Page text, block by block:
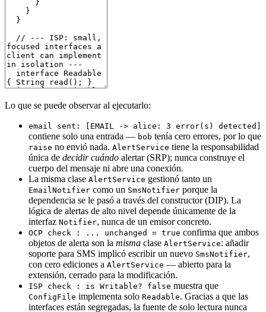
Lo que se puede observar al ejecutarlo:
email sent: [EMAIL -> alice: 3 error(s) detected]
contiene solo una entrada — bob tenía cero errores, por lo que
raise no envió nada. AlertService tiene la responsabilidad
única de decidir cuándo alertar (SRP); nunca construye el
cuerpo del mensaje ni abre una conexión.
La misma clase AlertService gestionó tanto un
EmailNotifier como un SmsNotifier porque la
dependencia se le pasó a través del constructor (DIP). La
lógica de alertas de alto nivel depende únicamente de la
interfaz Notifier, nunca de un emisor concreto.
OCP check : ... unchanged = true confirma que ambos
objetos de alerta son la misma clase AlertService: añadir
soporte para SMS implicó escribir un nuevo SmsNotifier,
con cero ediciones a AlertService — abierto para la
extensión, cerrado para la modificación.
ISP check : is Writable? false muestra que
ConfigFile implementa solo Readable. Gracias a que las
interfaces están segregadas, la fuente de solo lectura nunca